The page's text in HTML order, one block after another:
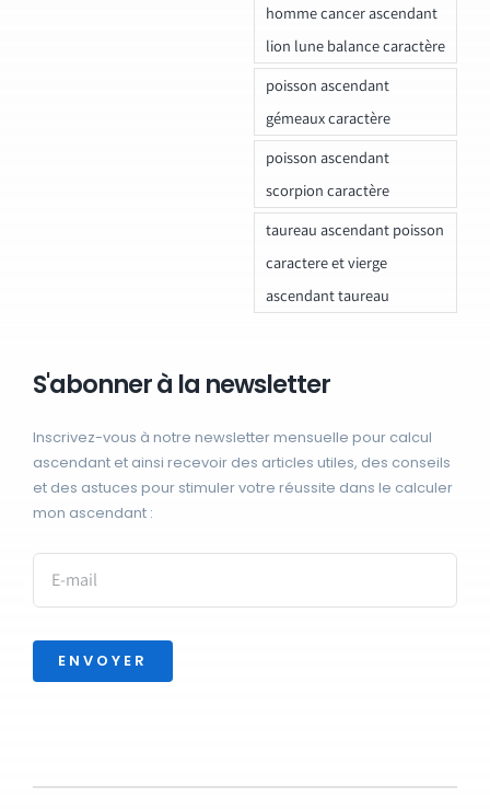
homme cancer ascendant
lion lune balance caractère
poisson ascendant
gémeaux caractère
poisson ascendant
scorpion caractère
taureau ascendant poisson
caractere et vierge
ascendant taureau
S'abonner à la newsletter
Inscrivez-vous à notre newsletter mensuelle pour calcul
ascendant et ainsi recevoir des articles utiles, des conseils
et des astuces pour stimuler votre réussite dans le calculer
mon ascendant :
ENVOYER